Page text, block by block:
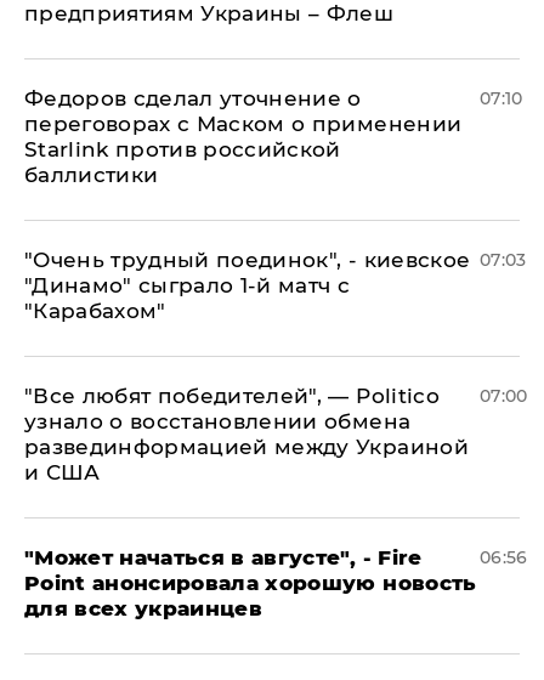
предприятиям Украины – Флеш
Федоров сделал уточнение о
переговорах с Маском о применении
Starlink против российской
баллистики
07:10
"Очень трудный поединок", - киевское
"Динамо" сыграло 1-й матч с
"Карабахом"
07:03
​"Все любят победителей", — Politico
узнало о восстановлении обмена
развединформацией между Украиной
и США
07:00
"Может начаться в августе", - Fire
Point анонсировала хорошую новость
для всех украинцев
06:56